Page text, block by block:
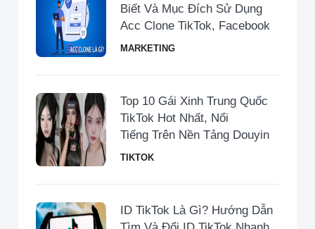
Biết Và Mục Đích Sử Dụng
Acc Clone TikTok, Facebook
MARKETING
Top 10 Gái Xinh Trung Quốc
TikTok Hot Nhất, Nổi
Tiếng Trên Nền Tảng Douyin
TIKTOK
ID TikTok Là Gì? Hướng Dẫn